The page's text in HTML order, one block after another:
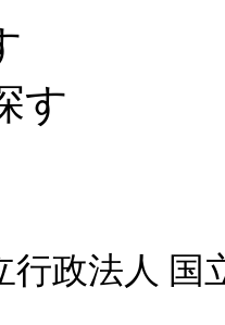
す
行政法人 国